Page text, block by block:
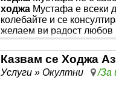
ходжа Мустафа е всеки
колебайте и се
желаем ви радост
Услуги » Окултни
/За